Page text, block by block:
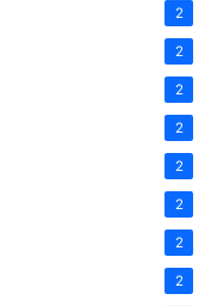
2
2
2
2
2
2
2
2